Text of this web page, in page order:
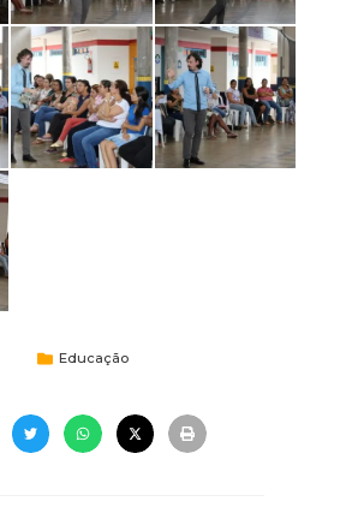
Educação